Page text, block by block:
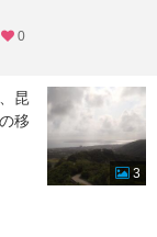
0
昆
移
3